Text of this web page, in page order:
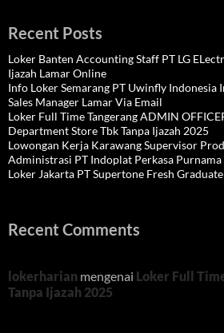
Recent Posts
Loker Banten Accounting Staff PT LG
Ijazah Lamar Online
Info Loker Semarang PT Uwinfly Indonesia
Sales Manager Lamar Via Email
Loker Full Time Tangerang ADMIN
Department Store Tbk Tanpa Ijazah 2025
Lowongan Kerja Karawang Supervisor
Administrasi PT Indoplat Perkasa
Loker Jakarta PT Supertone Fresh
Recent Comments
lokerharian mengenai Loker Full
Tanpa Ijazah 2025